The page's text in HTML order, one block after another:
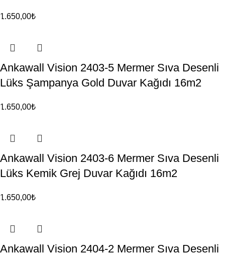
1.650,00₺
Ankawall Vision 2403-5 Mermer Sıva Desenli
Lüks Şampanya Gold Duvar Kağıdı 16m2
1.650,00₺
Ankawall Vision 2403-6 Mermer Sıva Desenli
Lüks Kemik Grej Duvar Kağıdı 16m2
1.650,00₺
Ankawall Vision 2404-2 Mermer Sıva Desenli